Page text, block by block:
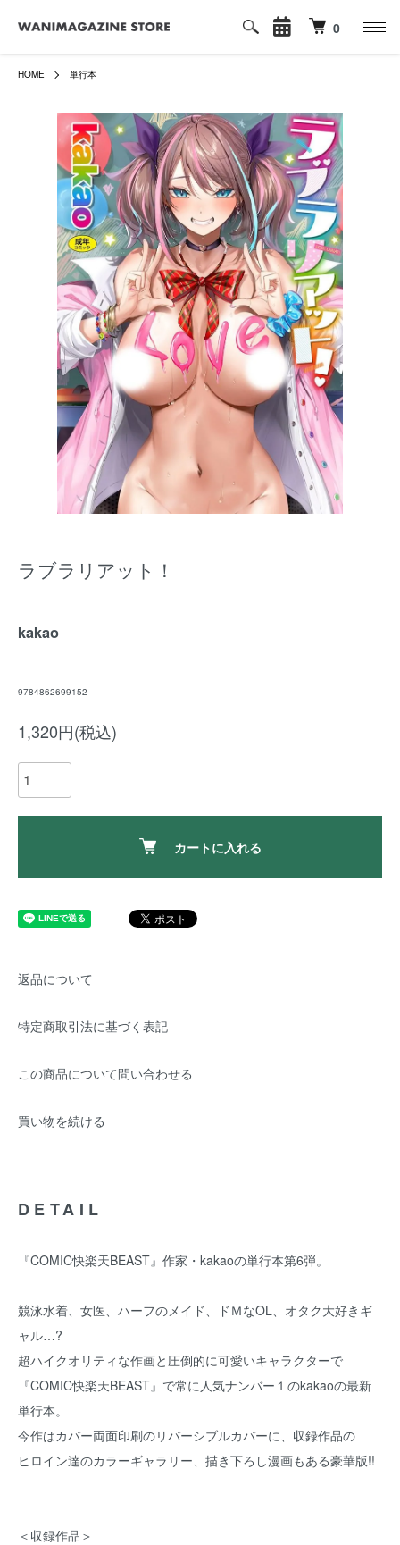
0
HOME 単行本
ラブラリアット！
kakao
9784862699152
1,320円(税込)
カートに入れる
返品について
特定商取引法に基づく表記
この商品について問い合わせる
買い物を続ける
DETAIL
『COMIC快楽天BEAST』作家・kakaoの単行本第6弾。
競泳水着、女医、ハーフのメイド、ドＭなOL、オタク大好きギ
ャル…?
超ハイクオリティな作画と圧倒的に可愛いキャラクターで
『COMIC快楽天BEAST』で常に人気ナンバー１のkakaoの最新
単行本。
今作はカバー両面印刷のリバーシブルカバーに、収録作品の
ヒロイン達のカラーギャラリー、描き下ろし漫画もある豪華版!!
＜収録作品＞